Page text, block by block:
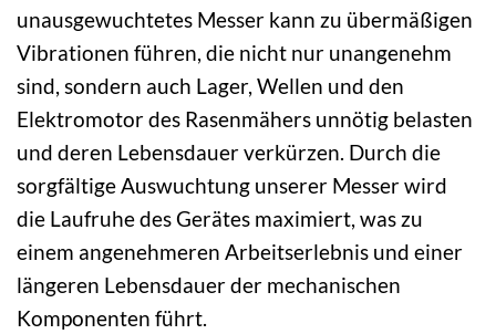
unausgewuchtetes Messer kann zu übermäßigen
Vibrationen führen, die nicht nur unangenehm
sind, sondern auch Lager, Wellen und den
Elektromotor des Rasenmähers unnötig belasten
und deren Lebensdauer verkürzen. Durch die
sorgfältige Auswuchtung unserer Messer wird
die Laufruhe des Gerätes maximiert, was zu
einem angenehmeren Arbeitserlebnis und einer
längeren Lebensdauer der mechanischen
Komponenten führt.